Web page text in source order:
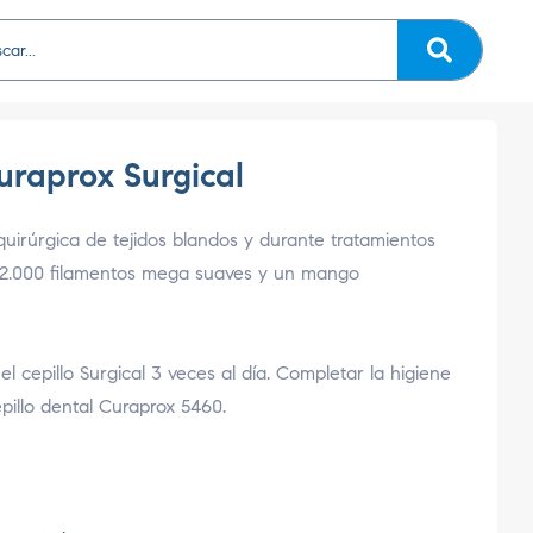
Surgical
de tejidos blandos y durante tratamientos
filamentos mega suaves y un mango
cepillo Surgical 3 veces al día. Completar la higiene
dental Curaprox 5460.